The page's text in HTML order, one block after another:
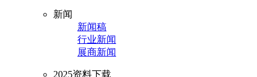
新闻
新闻稿
行业新闻
展商新闻
2025资料下载